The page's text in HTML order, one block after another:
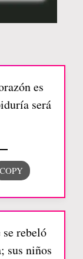
es
será
se rebeló
sus niños